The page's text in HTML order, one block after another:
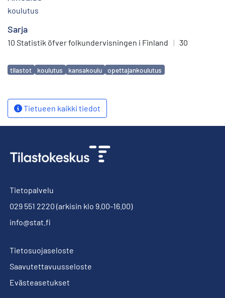
koulutus
Sarja
10 Statistik öfver folkundervisningen i Finland | 30
Avainsanat
tilastot koulutus kansakoulu opettajankoulutus
Tietueen kaikki tiedot
Tietopalvelu
029 551 2220 (arkisin klo 9.00-16.00)
info@stat.fi
Tietosuojaseloste
Saavutettavuusseloste
Evästeasetukset